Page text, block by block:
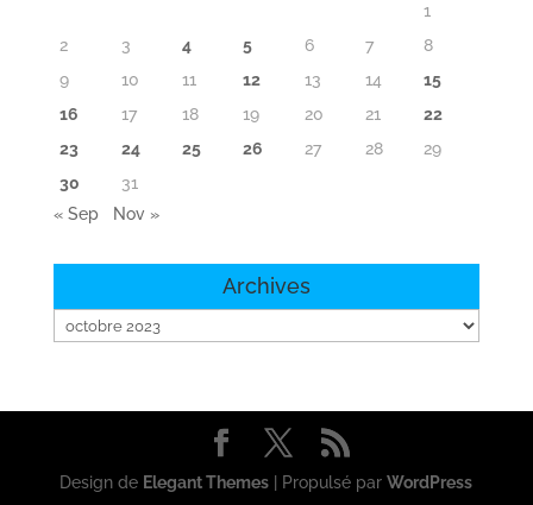
1
2
3 4 5 6 7
8
9
10 11 12 13 14
15
16
17 18 19 20 21
22
23
24 25 26 27 28
29
30
31
« Sep
Nov »
Archives
Archives
Design de Elegant Themes | Propulsé parWordPress